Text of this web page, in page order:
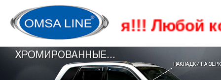
Акция!!! Любой